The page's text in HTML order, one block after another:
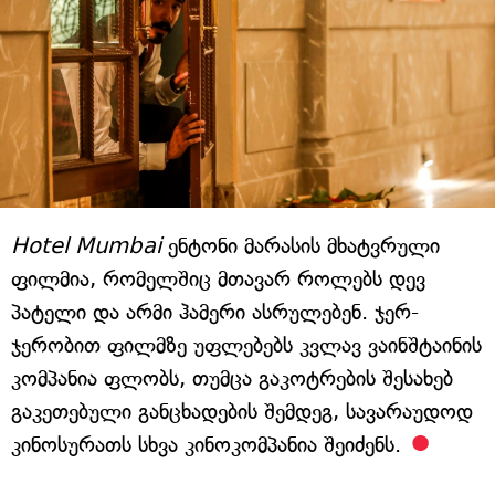
Hotel Mumbaiენტონი მარასის მხატვრული
ფილმია, რომელშიც მთავარ როლებს დევ
პატელი და არმი ჰამერი ასრულებენ. ჯერ-
ჯერობით ფილმზე უფლებებს კვლავ ვაინშტაინის
კომპანია ფლობს, თუმცა გაკოტრების შესახებ
გაკეთებული განცხადების შემდეგ, სავარაუდოდ
კინოსურათს სხვა კინოკომპანია შეიძენს.